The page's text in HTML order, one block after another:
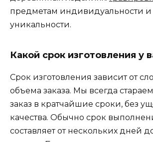
предметам индивидуальности и
уникальности.
Какой срок изготовления у
Срок изготовления зависит от
объема заказа. Мы всегда
заказ в кратчайшие сроки, без
качества. Обычно срок
составляет от нескольких дней